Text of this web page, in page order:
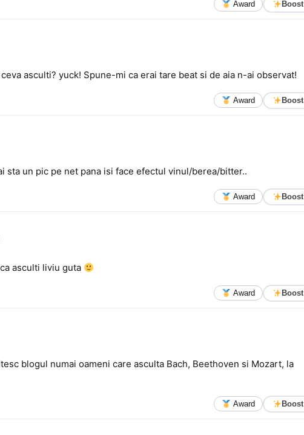
Award Boost
asculti? yuck! Spune-mi ca erai tare beat si de aia n-ai observat!
Award Boost
sta un pic pe net pana isi face efectul vinul/berea/bitter..
Award Boost
asculti liviu guta
Award Boost
blogul numai oameni care asculta Bach, Beethoven si Mozart, la
Award Boost